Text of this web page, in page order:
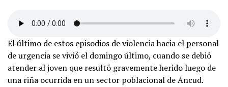
El último de estos episodios de violencia hacia el personal
de urgencia se vivió el domingo último, cuando se debió
atender al joven que resultó gravemente herido luego de
una riña ocurrida en un sector poblacional de Ancud.